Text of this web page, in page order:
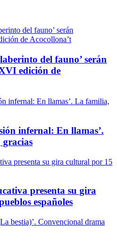
laberinto del fauno’ serán
edición de
infernal: En llamas’.
presenta su gira
españoles